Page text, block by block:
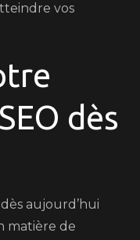
vos
dès
aujourd’hui
matière de